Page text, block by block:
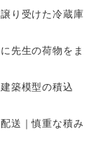
り受けた冷蔵庫
先生の荷物をま
築模型の積込
送｜慎重な積み